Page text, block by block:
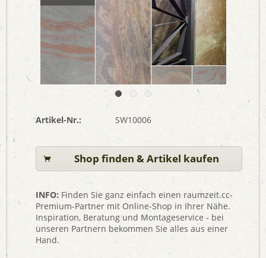
Artikel-Nr.: SW10006
Shop finden & Artikel kaufen
INFO: Finden Sie ganz einfach einen raumzeit.cc-
Premium-Partner mit Online-Shop in Ihrer Nähe.
Inspiration, Beratung und Montageservice - bei
unseren Partnern bekommen Sie alles aus einer
Hand.